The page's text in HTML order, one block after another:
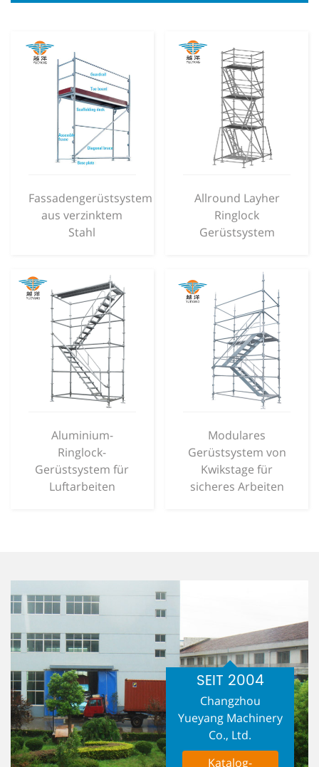
Fassadengerüstsystem
aus verzinktem
Stahl
Allround Layher
Ringlock
Gerüstsystem
Aluminium-
Ringlock-
Gerüstsystem für
Luftarbeiten
Modulares
Gerüstsystem von
Kwikstage für
sicheres Arbeiten
SEIT 2004
Changzhou
Yueyang Machinery
Co., Ltd.
Katalog-